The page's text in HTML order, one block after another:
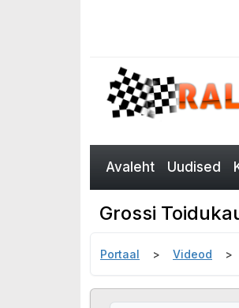
Avaleht Uudised
Grossi
Portaal Videod